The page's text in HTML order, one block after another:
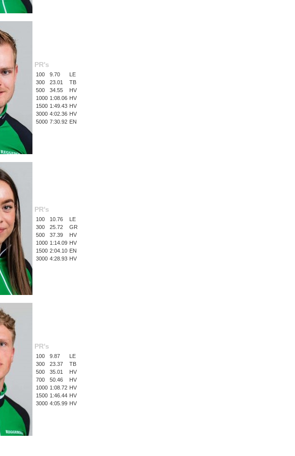
PR's
100 9.70
LE
300
23.01
TB
500
34.55
HV
1000 1:08.06 HV
1500 1:49.43 HV
3000 4:02.36 HV
5000 7:30.92 EN
PR's
100 10.76
LE
300
25.72
GR
500
37.39
HV
1000 1:14.09 HV
1500 2:04.10 EN
3000 4:28.93 HV
PR's
100 9.87
LE
300
23.37
TB
500
35.01
HV
700
50.46
HV
1000 1:08.72 HV
1500 1:46.44 HV
3000 4:05.99 HV